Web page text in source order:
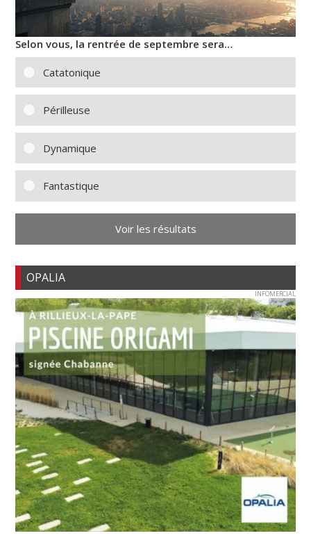
Selon vous, la rentrée de septembre sera…
Catatonique
Périlleuse
Dynamique
Fantastique
Voir les résultats
OPALIA
INFOMERCIAL